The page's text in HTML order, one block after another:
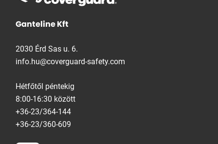
Ganteline Kft
2030 Érd Sas u. 6.
info.hu@coverguard-safety.com
Hétfőtől péntekig
8:00-16:30 között
+36-23/364-144
+36-23/360-609